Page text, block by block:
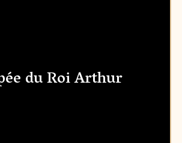
du Roi Arthur